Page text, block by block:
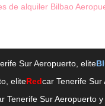
de alquiler Bilbao
Sur Aeropuerto, elite
, eliteRedcar Tenerife Sur
Tenerife Sur Aeropuerto y